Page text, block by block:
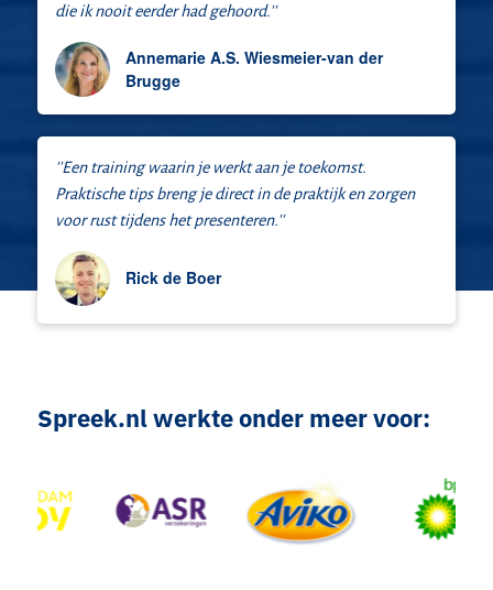
die ik nooit eerder had gehoord.''
Annemarie A.S. Wiesmeier-van der
Brugge
''Een training waarin je werkt aan je toekomst.
Praktische tips breng je direct in de praktijk en zorgen
voor rust tijdens het presenteren.''
Rick de Boer
Spreek.nl werkte onder meer voor: